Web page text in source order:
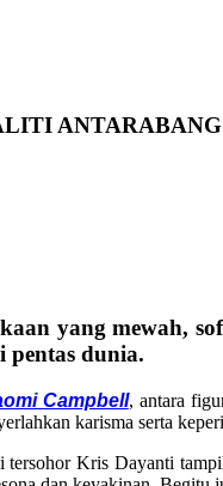
yang mewah,
pentas dunia.
Campbell, antara
karisma serta
Kris Dayanti